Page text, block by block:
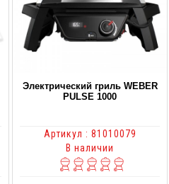
Электрический гриль WEBER
PULSE 1000
Артикул : 81010079
В наличии